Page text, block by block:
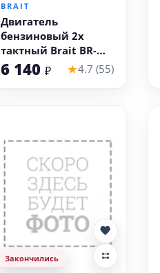
BRAIT
Двигатель
бензиновый 2х
тактный Brait BR-
631 (2, 4 кВт)
6 140₽ ★4.7 (55)
Закончились